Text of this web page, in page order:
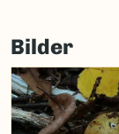
Bilder